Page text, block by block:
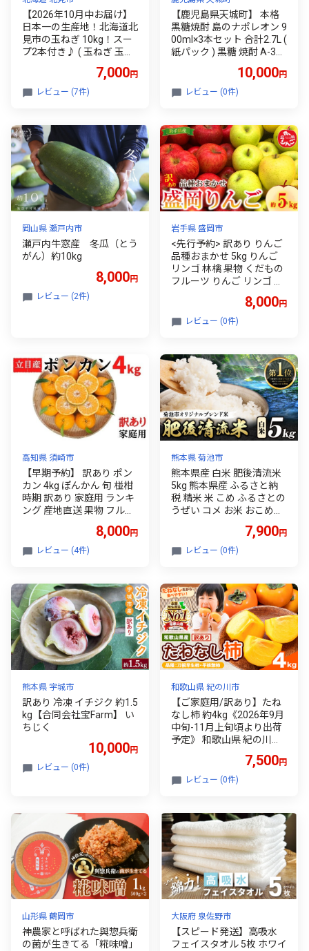
【2026年10月中お届け】
日本一の生産地！北海道北
見市の玉ねぎ 10kg！スー
プ2本付き♪ ( 玉ねぎ 玉葱
ン スープ 即席 料理 )【164
-0007-2026】
7,000円
レビュー (7件)
【鹿児島県天城町】 本格
黒糖焼酎 島のナポレオン 9
00ml×3本セット 合計2.7L (
紙パック ) 黒糖 焼酎 A-32-
10,000円
レビュー (0件)
岡山県 瀬戸内市
瀬戸内牛窓産 冬瓜（とう
がん）約10kg
8,000円
レビュー (2件)
岩手県 盛岡市
<先行予約> 訳あり りんご
品種おまかせ 5kg りんご
リンゴ 林檎 果物 くだもの
フルーツ りんご リンゴ 林
送 新鮮 旬 国産 冬 傷 訳ア
リ わけあり 家庭用 詰め合
デザート ringo apple 岩手
県 盛岡市 東北 岩手 盛岡
乙部角屋 otobe006
8,000円
レビュー (0件)
高知県 須崎市
【早期予約】 訳あり ポン
カン 4kg ぽんかん 旬 椪柑
時期 訳あり 家庭用 ランキ
ング 産地直送 果物 フルー
と納税 みかん 柑橘 くだも
の ミカン 果肉 蜜柑 ポンカ
ふるさと納税 フルーツ 早
期開始 国産 産地直送 果物
類 皮 みかん 柑橘類 みかん
高知県
8,000円
レビュー (4件)
熊本県 菊池市
熊本県産 白米 肥後清流米
5kg 熊本県産 ふるさと納
税 精米 米 こめ ふるさとの
うぜい コメ お米 おこめ
7,900円
レビュー (0件)
熊本県 宇城市
訳あり 冷凍 イチジク 約1.5
kg【合同会社宝Farm】 い
ちじく
10,000円
レビュー (0件)
和歌山県 紀の川市
【ご家庭用/訳あり】たね
なし柿 約4kg《2026年9月
中旬-11月上旬頃より出荷
予定》 和歌山県 紀の川市
7,500円
レビュー (0件)
山形県 鶴岡市
神農家と呼ばれた與惣兵衛
の菌が生きてる「糀味噌」
大阪府 泉佐野市
【スピード発送】高吸水
フェイスタオル 5枚 ホワイ